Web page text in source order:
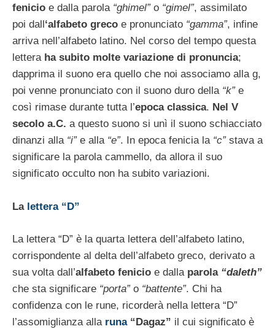
fenicio e dalla parola “ghimel”o “gimel”, assimilato
poi dall‘alfabeto greco e pronunciato “gamma”, infine
arriva nell’alfabeto latino. Nel corso del tempo questa
lettera ha subito molte variazione di pronuncia;
dapprima il suono era quello che noi associamo alla g,
poi venne pronunciato con il suono duro della “k”e
così rimase durante tutta l’epoca classica. Nel V
secolo a.C. a questo suono si unì il suono schiacciato
dinanzi alla “i”e alla “e”. In epoca fenicia la “c”stava a
significare la parola cammello, da allora il suo
significato occulto non ha subito variazioni.
La lettera “D”
La lettera “D” è la quarta lettera dell’alfabeto latino,
corrispondente al delta dell’alfabeto greco, derivato a
sua volta dall’alfabeto fenicio e dalla parola “daleth”
che sta significare “porta”o “battente”. Chi ha
confidenza con le rune, ricorderà nella lettera “D”
l’assomiglianza alla runa “Dagaz” il cui significato è